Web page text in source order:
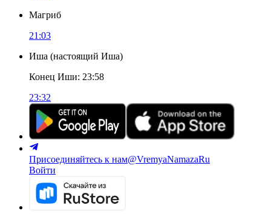
Магриб
21:03
Иша (настоящий Иша)
Конец Иши: 23:58
23:32
Присоединяйтесь к нам@VremyaNamazaRu
Войти